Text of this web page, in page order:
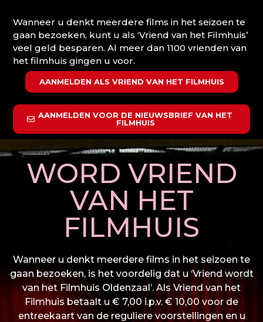
Wanneer u denkt meerdere films in het seizoen te
gaan bezoeken, kunt u als ‘Vriend van het Filmhuis’
veel geld besparen. Al meer dan 1100 vrienden van
het filmhuis gingen u voor.
AANMELDEN ALS VRIEND VAN HET FILMHUIS
AANMELDEN VOOR DE NIEUWSBRIEF VAN HET
FILMHUIS
WORD VRIEND
VAN HET
FILMHUIS
Wanneer u denkt meerdere films in het seizoen te
gaan bezoeken, is het voordelig dat u ‘Vriend wordt
van het Filmhuis Oldenzaal’. Als Vriend van het
Filmhuis betaalt u € 7,00 i.p.v. € 10,00 voor de
entreekaart van de reguliere voorstellingen en u